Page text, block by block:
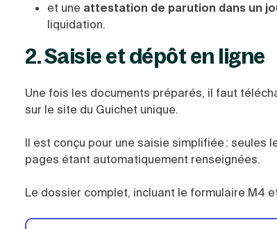
et une attestation de parution dans un
liquidation.
2. Saisie et dépôt en ligne
Une fois les documents préparés, il faut
sur le site du Guichet unique.
Il est conçu pour une saisie simplifiée :
pages étant automatiquement renseignées.
Le dossier complet, incluant le formulaire M4